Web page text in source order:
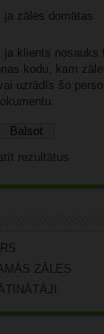
ja zāles domātas
ja klients nosauks
kodu, kam
uzrādīs šo
rezultātus
ZĀLES